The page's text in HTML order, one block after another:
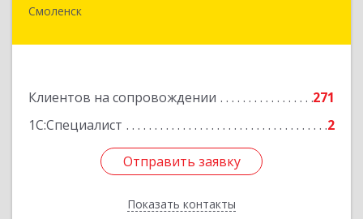
Смоленск
Клиентов на сопровождении
271
1С:Специалист
2
Отправить заявку
Показать контакты
214019, Смоленская обл, Смоленск г, Марии
Отправить заявку
Назад